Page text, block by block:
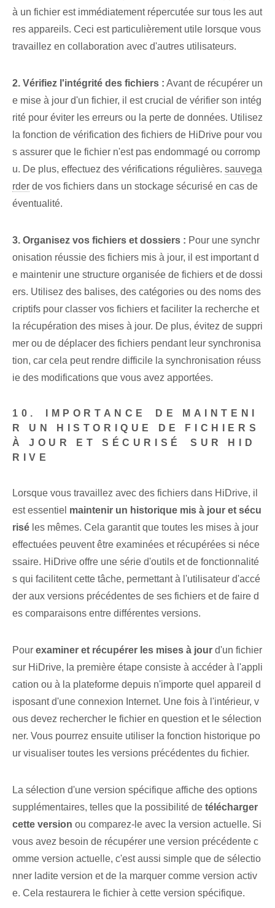
à ⁢un fichier est immédiatement répercutée sur tous les aut
res appareils. Ceci est particulièrement utile lorsque vous
travaillez en collaboration avec d'autres utilisateurs.
2. Vérifiez l'intégrité des fichiers : Avant de récupérer un
e mise à jour d'un fichier, il est crucial de vérifier son intég
rité pour éviter les erreurs ou la perte de données. Utilisez
la fonction de vérification des fichiers de HiDrive pour vou
s assurer que le fichier n'est pas endommagé ou corromp
u. De plus, effectuez des vérifications régulières. sauvega
rder de vos fichiers‌ dans un stockage sécurisé en cas de
‌éventualité.
3. Organisez vos fichiers et dossiers : Pour une synchr
onisation réussie des fichiers mis à jour, il est important d
e maintenir une structure organisée de fichiers et de dossi
ers. Utilisez des balises, des catégories ou des noms des
criptifs pour classer vos fichiers et faciliter la recherche et
la récupération des mises à jour. De plus, évitez de suppri
mer ou de déplacer des fichiers pendant leur synchronisa
tion, car cela peut rendre difficile la synchronisation réuss
ie des modifications que vous avez apportées.
10. ⁢IMPORTANCE⁢ DE MAINTENI
R UN HISTORIQUE DE FICHIERS
À JOUR ET SÉCURISÉ⁤ SUR HID
RIVE
Lorsque vous travaillez avec des fichiers dans HiDrive, il
est essentiel maintenir un historique mis à jour et sécu
risé les mêmes. Cela garantit ⁢que toutes les mises à jour
effectuées peuvent être examinées et ‌récupérées⁤ si néce
ssaire. HiDrive ‌offre une série d'outils ⁢et de fonctionnalité
s ⁤qui facilitent cette tâche⁤, permettant à l'utilisateur⁣ d'accé
der aux versions précédentes de ‌ses fichiers et de faire d
es ‌comparaisons⁤ entre ⁣différentes versions.
Pour examiner et récupérer les mises à jour d'un fichier
sur HiDrive, la première étape consiste à accéder à l'appli
cation ou à la plateforme depuis n'importe quel appareil d
isposant d'une connexion Internet. Une fois à l'intérieur, v
ous devez rechercher le fichier en question et le sélection
ner. Vous pourrez ensuite utiliser la fonction historique po
ur visualiser toutes les versions précédentes du fichier.
La sélection d'une version‌ spécifique affiche des options‌
supplémentaires, telles que la possibilité⁢ de télécharger
cette version ou comparez-le avec la version actuelle. Si
vous avez besoin de récupérer une version précédente c
omme version actuelle, c'est aussi simple que de sélectio
nner ladite version et de la marquer comme version activ
e. Cela restaurera le fichier à cette version spécifique.